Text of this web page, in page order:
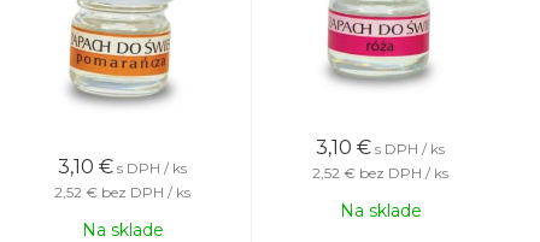
3,10 € s DPH / ks
2,52 € bez DPH / ks
Na sklade
3,10 € s DPH / ks
2,52 € bez DPH / ks
Na sklade